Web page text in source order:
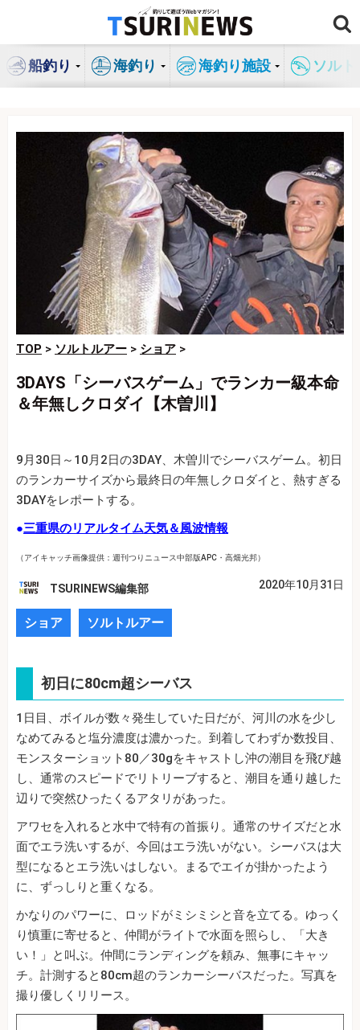
ン
船釣り 海釣り 海釣り施設 ソル
TOP > ソルトルアー > ショア >
3DAYS「シーバスゲーム」でランカー級本命
＆年無しクロダイ【木曽川】
9月30日～10月2日の3DAY、木曽川でシーバスゲーム。初日
のランカーサイズから最終日の年無しクロダイと、熱すぎる
3DAYをレポートする。
●三重県のリアルタイム天気＆風波情報
（アイキャッチ画像提供：週刊つりニュース中部版APC・高畑光邦）
TSURINEWS編集部 2020年10月31日
ショア ソルトルアー
初日に80cm超シーバス
1日目、ボイルが数々発生していた日だが、河川の水を少し
なめてみると塩分濃度は濃かった。到着してわずか数投目、
モンスターショット80／30gをキャストし沖の潮目を飛び越
し、通常のスピードでリトリーブすると、潮目を通り越した
辺りで突然ひったくるアタリがあった。
アワセを入れると水中で特有の首振り。通常のサイズだと水
面でエラ洗いするが、今回はエラ洗いがない。シーバスは大
型になるとエラ洗いはしない。まるでエイが掛かったよう
に、ずっしりと重くなる。
かなりのパワーに、ロッドがミシミシと音を立てる。ゆっく
り慎重に寄せると、仲間がライトで水面を照らし、「大き
い！」と叫ぶ。仲間にランディングを頼み、無事にキャッ
チ。計測すると80cm超のランカーシーバスだった。写真を
撮り優しくリリース。